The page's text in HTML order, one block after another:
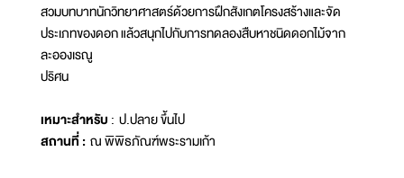
สวมบทบาทนักวิทยาศาสตร์ด้วยการฝึกสังเกตโครงสร้างและจัด
ประเภทของดอก แล้วสนุกไปกับการทดลองสืบหาชนิดดอกไม้จาก
ละอองเรณู
ปริศน
เหมาะสำหรับ : ป.ปลาย ขึ้นไป
สถานที่ : ณ พิพิธภัณฑ์พระรามเก้า